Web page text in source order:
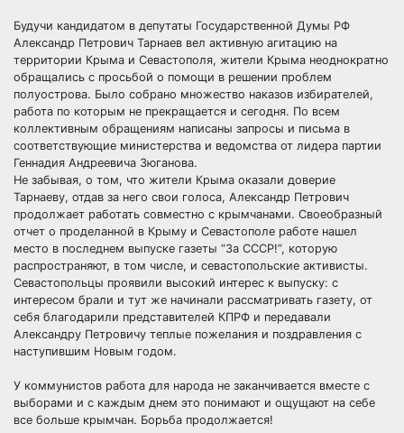
Будучи кандидатом в депутаты Государственной Думы РФ
Александр Петрович Тарнаев вел активную агитацию на
территории Крыма и Севастополя, жители Крыма неоднократно
обращались с просьбой о помощи в решении проблем
полуострова. Было собрано множество наказов избирателей,
работа по которым не прекращается и сегодня. По всем
коллективным обращениям написаны запросы и письма в
соответствующие министерства и ведомства от лидера партии
Геннадия Андреевича Зюганова.
Не забывая, о том, что жители Крыма оказали доверие
Тарнаеву, отдав за него свои голоса, Александр Петрович
продолжает работать совместно с крымчанами. Своеобразный
отчет о проделанной в Крыму и Севастополе работе нашел
место в последнем выпуске газеты “За СССР!”, которую
распространяют, в том числе, и севастопольские активисты.
Севастопольцы проявили высокий интерес к выпуску: с
интересом брали и тут же начинали рассматривать газету, от
себя благодарили представителей КПРФ и передавали
Александру Петровичу теплые пожелания и поздравления с
наступившим Новым годом.
У коммунистов работа для народа не заканчивается вместе с
выборами и с каждым днем это понимают и ощущают на себе
все больше крымчан. Борьба продолжается!